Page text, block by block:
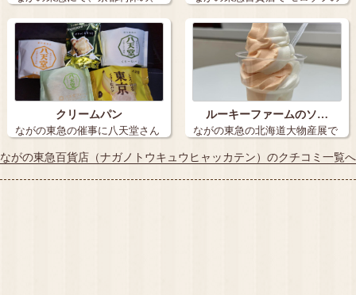
わらび餅ラテ…
カスター…
クリームパン
ながの東急の催事に八天堂さん
が！ シャ…
ルーキーファームのソ…
ながの東急の北海道大物産展で
ながの東急百貨店（ナガノトウキュウヒャッカテン）のクチコミ一覧へ